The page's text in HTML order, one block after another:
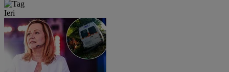
Ieri